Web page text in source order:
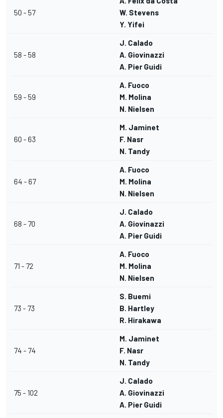
50 - 57
W. Stevens
Y. Yifei
58 - 58
J. Calado
A. Giovinazzi
A. Pier Guidi
59 - 59
A. Fuoco
M. Molina
N. Nielsen
60 - 63
M. Jaminet
F. Nasr
N. Tandy
64 - 67
A. Fuoco
M. Molina
N. Nielsen
68 - 70
J. Calado
A. Giovinazzi
A. Pier Guidi
71 - 72
A. Fuoco
M. Molina
N. Nielsen
73 - 73
S. Buemi
B. Hartley
R. Hirakawa
74 - 74
M. Jaminet
F. Nasr
N. Tandy
75 - 102
J. Calado
A. Giovinazzi
A. Pier Guidi